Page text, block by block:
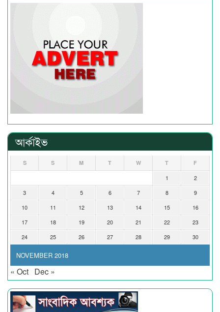
আর্কাইভ
NOVEMBER 2018
S S M T W T F
1
2
3
4 5 6 7 8
9
10
11 12 13 14 15
16
17
18 19 20 21 22
23
24
25 26 27 28 29 30
« Oct Dec »